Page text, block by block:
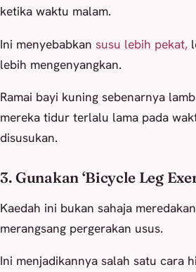
ketika waktu malam.
Ini menyebabkan susu lebih pekat,
lebih mengenyangkan.
Ramai bayi kuning sebenarnya
mereka tidur terlalu lama pada
disusukan.
3. Gunakan ‘Bicycle Leg
Kaedah ini bukan sahaja
merangsang pergerakan usus.
Ini menjadikannya salah satu cara